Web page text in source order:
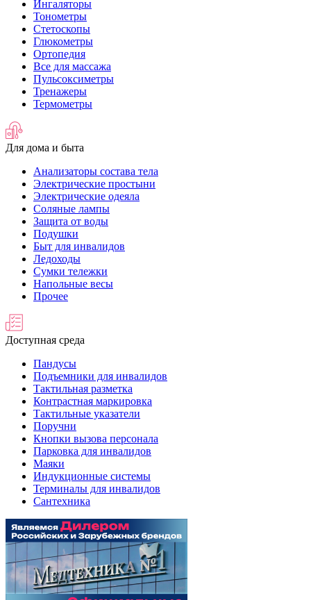
Ингаляторы
Тонометры
Стетоскопы
Глюкометры
Ортопедия
Все для массажа
Пульсоксиметры
Тренажеры
Термометры
Для дома и быта
Анализаторы состава тела
Электрические простыни
Электрические одеяла
Соляные лампы
Защита от воды
Подушки
Быт для инвалидов
Ледоходы
Сумки тележки
Напольные весы
Прочее
Доступная среда
Пандусы
Подъемники для инвалидов
Тактильная разметка
Контрастная маркировка
Тактильные указатели
Поручни
Кнопки вызова персонала
Парковка для инвалидов
Маяки
Индукционные системы
Терминалы для инвалидов
Сантехника